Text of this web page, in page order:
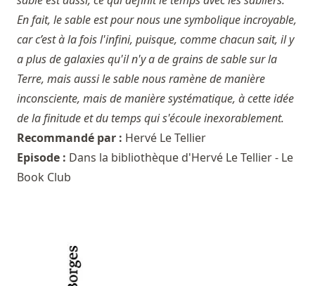
En fait, le sable est pour nous une symbolique incroyable,
car c’est à la fois l'infini, puisque, comme chacun sait, il y
a plus de galaxies qu'il n'y a de grains de sable sur la
Terre, mais aussi le sable nous ramène de manière
inconsciente, mais de manière systématique, à cette idée
de la finitude et du temps qui s'écoule inexorablement.
Recommandé par : Hervé Le Tellier
Episode : Dans la bibliothèque d'Hervé Le Tellier - Le
Book Club